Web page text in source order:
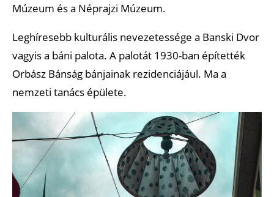
Múzeum és a Néprajzi Múzeum.
Leghíresebb kulturális nevezetessége a Banski Dvor
vagyis a báni palota. A palotát 1930-ban építették
Orbász Bánság bánjainak rezidenciájául. Ma a
nemzeti tanács épülete.